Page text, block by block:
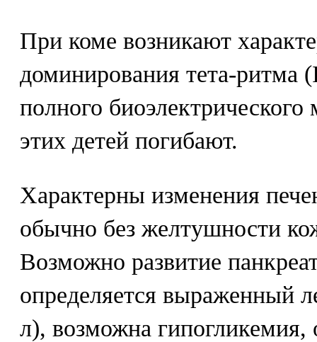
При коме возникают
доминирования тета-ритма
полного
этих детей погибают.
Характерны изменения
обычно без желтушности
Возможно развитие
определяется выраженный
л), возможна гипогликемия,